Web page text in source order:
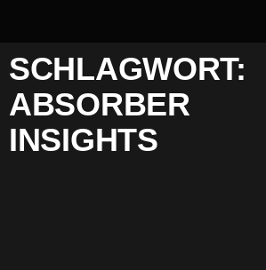
SCHLAGWORT:
ABSORBER
INSIGHTS